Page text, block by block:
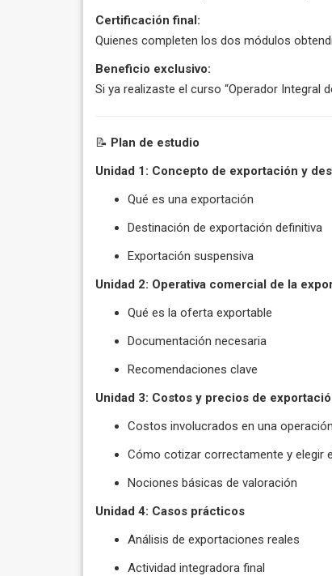
Certificación final:
Quienes completen los dos módulos
Beneficio exclusivo:
Si ya realizaste el curso “Operador Integral
📝 Plan de estudio
Unidad 1: Concepto de exportación y
Qué es una exportación
Destinación de exportación definitiva
Exportación suspensiva
Unidad 2: Operativa comercial de la
Qué es la oferta exportable
Documentación necesaria
Recomendaciones clave
Unidad 3: Costos y precios de
Costos involucrados en una operación
Cómo cotizar correctamente y elegir
Nociones básicas de valoración
Unidad 4: Casos prácticos
Análisis de exportaciones reales
Actividad integradora final